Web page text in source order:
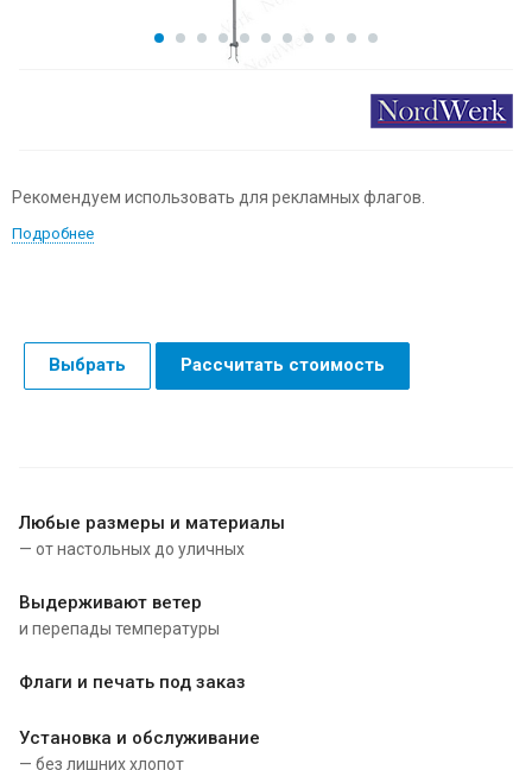
Рекомендуем использовать для рекламных флагов.
Подробнее
Выбрать Рассчитать стоимость
Любые размеры и материалы
— от настольных до уличных
Выдерживают ветер
и перепады температуры
Флаги и печать под заказ
Установка и обслуживание
— без лишних хлопот